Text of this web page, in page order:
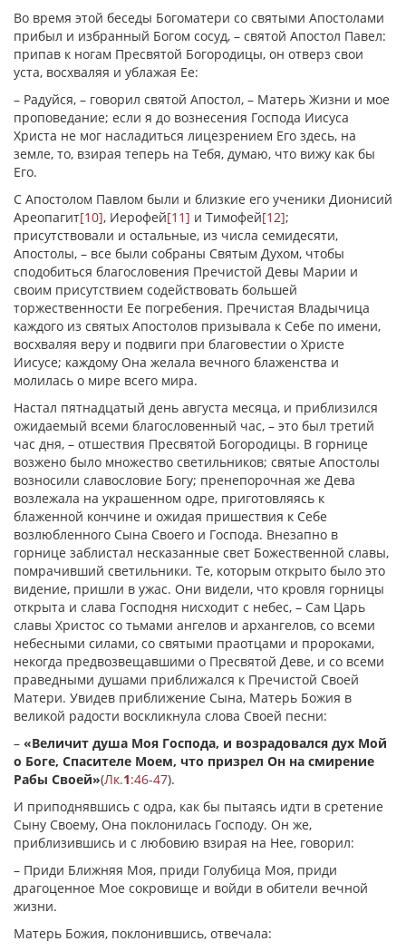
Во время этой беседы Богоматери со святыми Апостолами
прибыл и избранный Богом сосуд, – святой Апостол Павел:
припав к ногам Пресвятой Богородицы, он отверз свои
уста, восхваляя и ублажая Ее:
– Радуйся, – говорил святой Апостол, – Матерь Жизни и мое
проповедание; если я до вознесения Господа Иисуса
Христа не мог насладиться лицезрением Его здесь, на
земле, то, взирая теперь на Тебя, думаю, что вижу как бы
Его.
С Апостолом Павлом были и близкие его ученики Дионисий
Ареопагит[10], Иерофей[11] и Тимофей[12];
присутствовали и остальные, из числа семидесяти,
Апостолы, – все были собраны Святым Духом, чтобы
сподобиться благословения Пречистой Девы Марии и
своим присутствием содействовать большей
торжественности Ее погребения. Пречистая Владычица
каждого из святых Апостолов призывала к Себе по имени,
восхваляя веру и подвиги при благовестии о Христе
Иисусе; каждому Она желала вечного блаженства и
молилась о мире всего мира.
Настал пятнадцатый день августа месяца, и приблизился
ожидаемый всеми благословенный час, – это был третий
час дня, – отшествия Пресвятой Богородицы. В горнице
возжено было множество светильников; святые Апостолы
возносили славословие Богу; пренепорочная же Дева
возлежала на украшенном одре, приготовляясь к
блаженной кончине и ожидая пришествия к Себе
возлюбленного Сына Своего и Господа. Внезапно в
горнице заблистал несказанные свет Божественной славы,
помрачивший светильники. Те, которым открыто было это
видение, пришли в ужас. Они видели, что кровля горницы
открыта и слава Господня нисходит с небес, – Сам Царь
славы Христос со тьмами ангелов и архангелов, со всеми
небесными силами, со святыми праотцами и пророками,
некогда предвозвещавшими о Пресвятой Деве, и со всеми
праведными душами приближался к Пречистой Своей
Матери. Увидев приближение Сына, Матерь Божия в
великой радости воскликнула слова Своей песни:
– «Величит душа Моя Господа, и возрадовался дух Мой
о Боге, Спасителе Моем, что призрел Он на смирение
Рабы Своей»(Лк.1:46-47).
И приподнявшись с одра, как бы пытаясь идти в сретение
Сыну Своему, Она поклонилась Господу. Он же,
приблизившись и с любовию взирая на Нее, говорил:
– Приди Ближняя Моя, приди Голубица Моя, приди
драгоценное Мое сокровище и войди в обители вечной
жизни.
Матерь Божия, поклонившись, отвечала: